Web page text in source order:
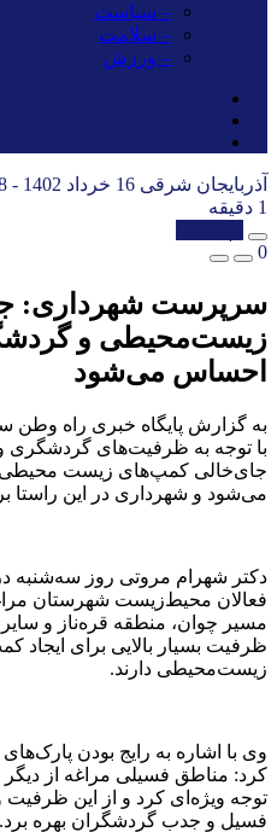
– سیاست
– سلامت
– ورزش
آذربایجان شرقی 16 خرداد 1402 - 9:08 ب.ظ
1 دقیقه
0
سرپرست‌ شهرداری:
زیست‌محیطی و
احساس می‌شود
به گزارش پایگاه خبری راه
با توجه به ظرفیت‌های
جای‌خالی کمپ‌های زیست
می‌شود و شهرداری در این راستا
دکتر شهرام مروتی روز سه‌شنبه
فعالان محیط‌زیست شهرستان
مسیر چوان، منطقه قره‌ناز و
ظرفیت بسیار بالایی برای
زیست‌محیطی دارند.
وی با اشاره به رایج بودن
کرد: مناطق فسیلی مراغه از
توجه ویژه‌ای کرد و از این ظرفیت
فسیل و جدب گردشگران بهره برد.